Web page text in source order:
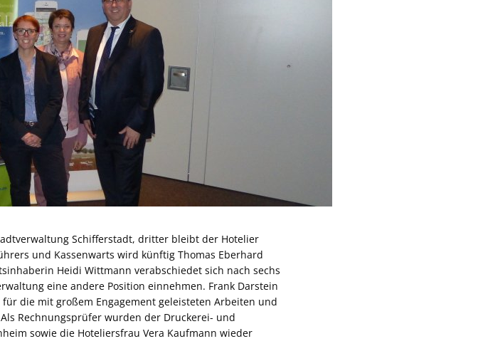
Schifferstadt, dritter bleibt der Hotelier
und Kassenwarts wird künftig Thomas Eberhard
Heidi Wittmann verabschiedet sich nach sechs
eine andere Position einnehmen. Frank Darstein
die mit großem Engagement geleisteten Arbeiten und
Rechnungsprüfer wurden der Druckerei- und
sowie die Hoteliersfrau Vera Kaufmann wieder